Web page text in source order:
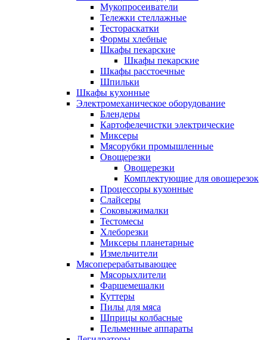
Мукопросеиватели
Тележки стеллажные
Тестораскатки
Формы хлебные
Шкафы пекарские
Шкафы пекарские
Шкафы расстоечные
Шпильки
Шкафы кухонные
Электромеханическое оборудование
Блендеры
Картофелечистки электрические
Миксеры
Мясорубки промышленные
Овощерезки
Овощерезки
Комплектующие для овощерезок
Процессоры кухонные
Слайсеры
Соковыжималки
Тестомесы
Хлеборезки
Миксеры планетарные
Измельчители
Мясоперерабатывающее
Мясорыхлители
Фаршемешалки
Куттеры
Пилы для мяса
Шприцы колбасные
Пельменные аппараты